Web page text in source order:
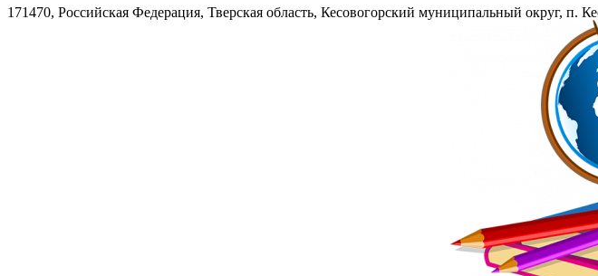
171470, Российская Федерация, Тверская область, Кесовогорский муниципальный округ, п.